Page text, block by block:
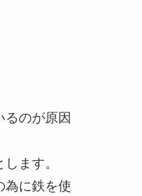
るのが原因
ます。
為に鉄を使